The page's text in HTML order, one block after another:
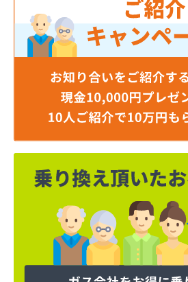
株式会社エルピーガスネット配
株式会社ガスセンター広島・充
株式会社ガスパル広島販売所
株式会社キムラ
株式会社サンオート
株式会社シティガス広島
株式会社たかまガス
株式会社ナカガワプロパン
株式会社ナカガワプロパン 古
株式会社ナカガワプロパン 焼
株式会社ホームエネルギー 山
株式会社もみじ商事
株式会社安田無線
株式会社奥川商店
株式会社丸善商会
株式会社丸善商会